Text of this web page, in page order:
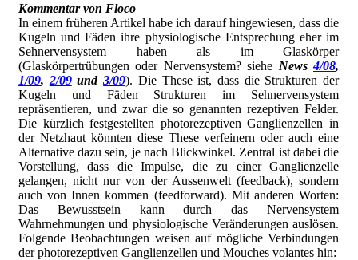
Kommentar von Floco
In einem früheren Artikel habe ich darauf hingewiesen, dass die
Kugeln und Fäden ihre physiologische Entsprechung eher im
Sehnervensystem haben als im Glaskörper
(Glaskörpertrübungen oder Nervensystem? siehe News4/08,
1/09, 2/09und3/09). Die These ist, dass die Strukturen der
Kugeln und Fäden Strukturen im Sehnervensystem
repräsentieren, und zwar die so genannten rezeptiven Felder.
Die kürzlich festgestellten photorezeptiven Ganglienzellen in
der Netzhaut könnten diese These verfeinern oder auch eine
Alternative dazu sein, je nach Blickwinkel. Zentral ist dabei die
Vorstellung, dass die Impulse, die zu einer Ganglienzelle
gelangen, nicht nur von der Aussenwelt (feedback), sondern
auch von Innen kommen (feedforward). Mit anderen Worten:
Das Bewusstsein kann durch das Nervensystem
Wahrnehmungen und physiologische Veränderungen auslösen.
Folgende Beobachtungen weisen auf mögliche Verbindungen
der photorezeptiven Ganglienzellen und Mouches volantes hin: